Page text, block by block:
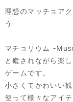
理想のマッチョア
う
マチョリウム -
と癒されながら楽
ゲームです。
小さくてかわいい
使って様々なアイ